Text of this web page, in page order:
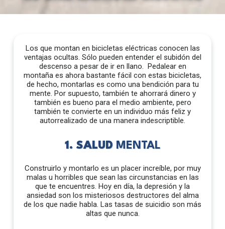
Los que montan en bicicletas eléctricas conocen las
ventajas ocultas. Sólo pueden entender el subidón del
descenso a pesar de ir en llano. Pedalear en
montaña es ahora bastante fácil con estas bicicletas,
de hecho, montarlas es como una bendición para tu
mente. Por supuesto, también te ahorrará dinero y
también es bueno para el medio ambiente, pero
también te convierte en un individuo más feliz y
autorrealizado de una manera indescriptible.
1. SALUDMENTAL
Construirlo y montarlo es un placer increíble, por muy
malas u horribles que sean las circunstancias en las
que te encuentres. Hoy en día, la depresión y la
ansiedad son los misteriosos destructores del alma
de los que nadie habla. Las tasas de suicidio son más
altas que nunca.